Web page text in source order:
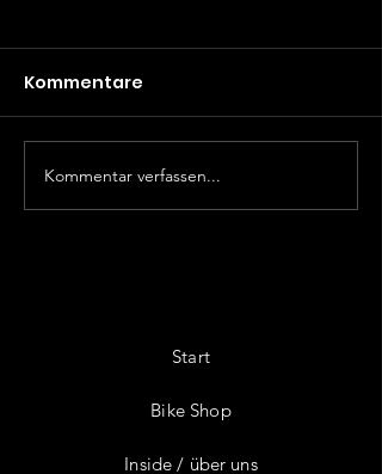
Federweg vs.
Steigfähigkeit
Kommentare
Kommentar verfassen...
Start
Bike Shop
Inside / über uns